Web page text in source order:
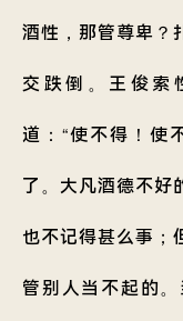
酒性，那管尊卑？
交跌倒。王俊索
道：“使不得！使
了。大凡酒德不好
也不记得甚么事；
管别人当不起的